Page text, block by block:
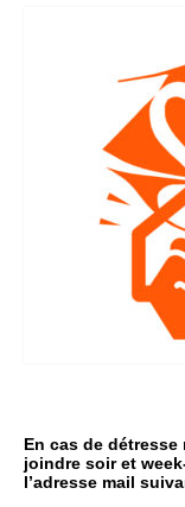
En cas de
joindre soir et
l’adresse mail